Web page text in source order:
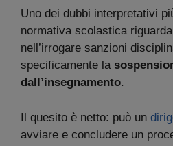
Uno dei dubbi interpretativi
normativa scolastica
nell’irrogare sanzioni
specificamente la
dall’insegnamento.
Il quesito è netto: può un
avviare e concludere un